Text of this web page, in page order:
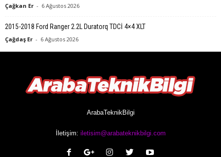
Çağkan Er - 6 Ağustos 2026
2015-2018 Ford Ranger 2.2L Duratorq TDCİ 4×4 XLT
Çağdaş Er - 6 Ağustos 2026
ArabaTeknikBilgi
İletişim: iletisim@arabateknikbilgi.com